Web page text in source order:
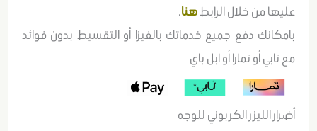
عليها من خلال الرابطهنا.
بامكانك دفع جميع خدماتك بالفيزا أو التقسيط بدون فوائد
مع تابي أو تمارا أو ابل باي
أضرار الليزر الكربوني للوجه